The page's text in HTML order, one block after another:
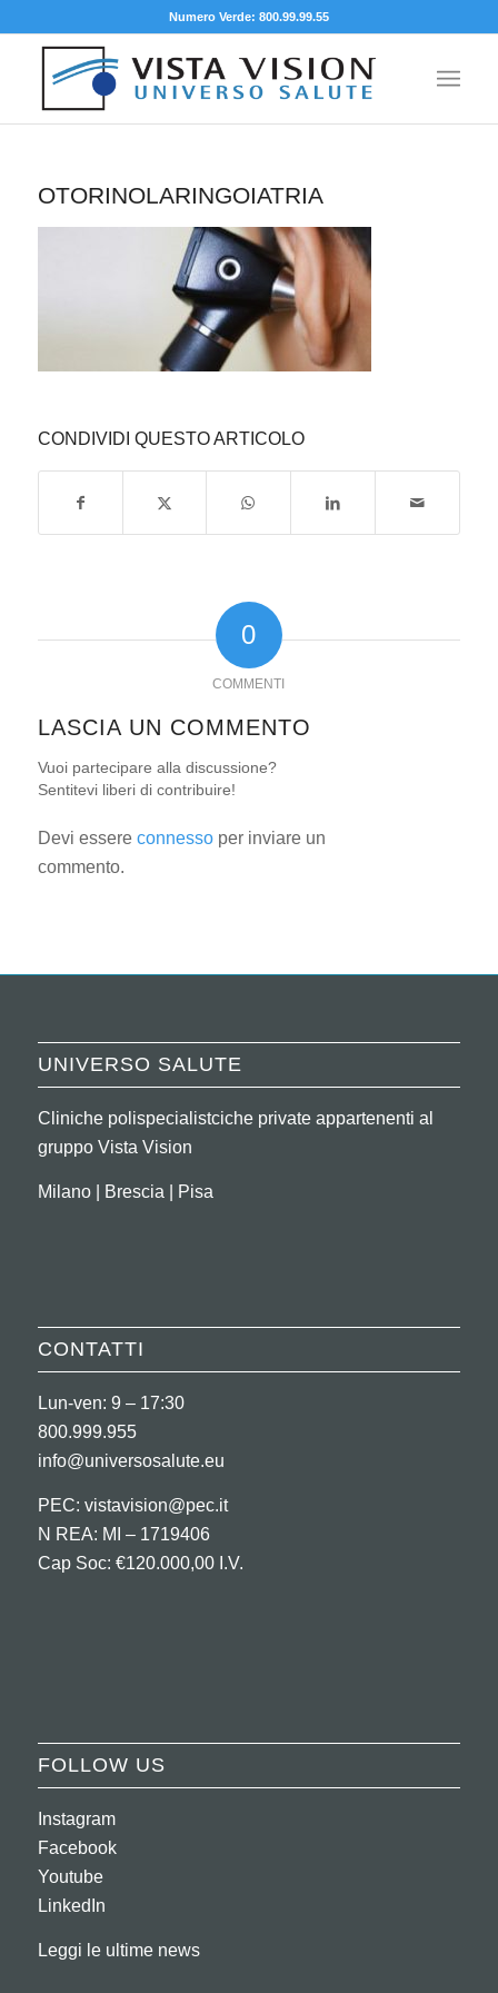
Numero Verde: 800.99.99.55
OTORINOLARINGOIATRIA
CONDIVIDI QUESTO ARTICOLO
0
COMMENTI
LASCIA UN COMMENTO
Vuoi partecipare alla discussione?
Sentitevi liberi di contribuire!
Devi essere connessoper inviare un
commento.
UNIVERSO SALUTE
Cliniche polispecialistciche private appartenenti al
gruppo Vista Vision
Milano | Brescia | Pisa
CONTATTI
Lun-ven: 9 – 17:30
800.999.955
info@universosalute.eu
PEC: vistavision@pec.it
N REA: MI – 1719406
Cap Soc: €120.000,00 I.V.
FOLLOW US
Instagram
Facebook
Youtube
LinkedIn
Leggi le ultime news